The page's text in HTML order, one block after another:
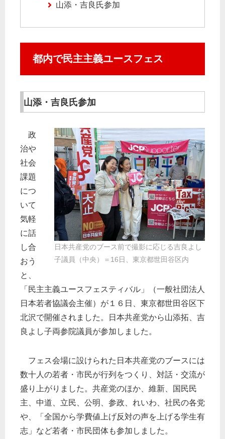
山添・吉良氏参加
都内で民主主義ユースフェス
山添・吉良氏参加
日本共産党のブース前で撮影に応じる吉良よし
子議員（中央）＝16日、東京都世田谷区内
政
治や
社会
課題
につ
いて
気軽
に話
し合
おう
と、
「民主主義ユースフェスティバル」（一般社団法人
日本若者協議会主催）が１６日、東京都世田谷区下
北沢で開催されました。日本共産党から山添拓、吉
良よし子両参院議員が参加しました。
フェス会場に設けられた日本共産党のブースには
数十人の若者・市民が行列をつくり、対話・交流が
盛り上がりました。共産党のほか、維新、国民民
主、中道、立民、公明、参政、れいわ、社民の各党
や、「全国から学費値上げ反対の声を上げる学生有
志」など若者・市民団体も参加しました。